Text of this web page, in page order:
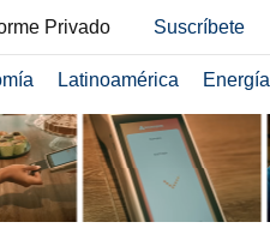
Privado Suscríbete
Latinoamérica Energía